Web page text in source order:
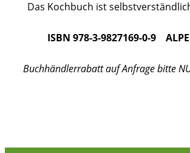
Das Kochbuch ist
ISBN 978-3-9827169-0-9
Buchhändlerrabatt auf Anfrage bitte